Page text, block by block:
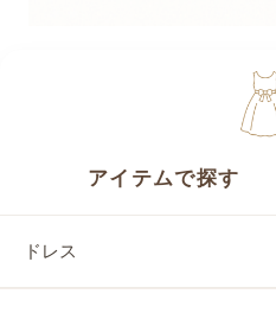
アイテ
ドレス